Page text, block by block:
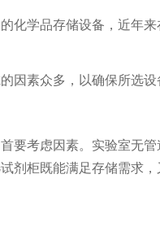
学品存储设备，近年来
素众多，以确保所选设
考虑因素。实验室无管
剂柜既能满足存储需求